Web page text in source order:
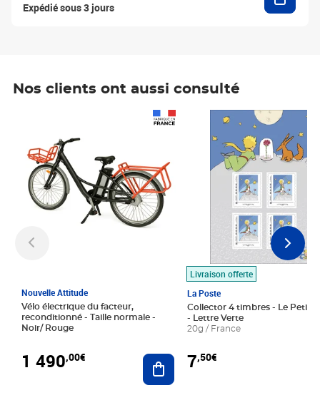
Expédié sous 3 jours
Nos clients ont aussi consulté
Nouvelle Attitude
Vélo électrique du facteur,
reconditionné - Taille normale -
Noir/ Rouge
1 490,00€ Ajouter au panier
Livraison offerte
La Poste
Collector 4 timbres - Le Petit
- Lettre Verte
20g / France
7,50€
Prix 7,50€